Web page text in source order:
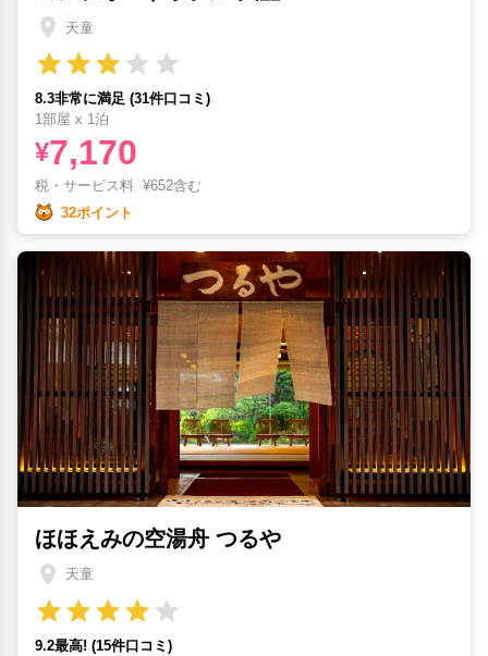
天童
8.3非常に満足 (31件口コミ)
1部屋 x 1泊
¥7,170
税・サービス料 ¥652含む
32ポイント
ほほえみの空湯舟 つるや
天童
9.2最高! (15件口コミ)